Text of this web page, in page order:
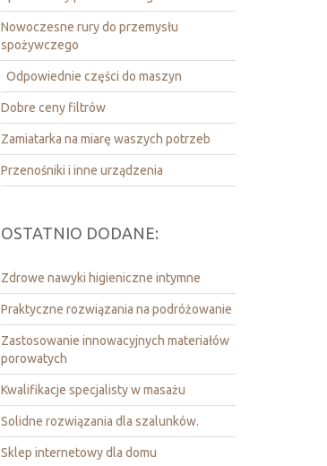
Nowoczesne rury do przemysłu
spożywczego
Odpowiednie części do maszyn
Dobre ceny filtrów
Zamiatarka na miarę waszych potrzeb
Przenośniki i inne urządzenia
OSTATNIO DODANE:
Zdrowe nawyki higieniczne intymne
Praktyczne rozwiązania na podróżowanie
Zastosowanie innowacyjnych materiałów
porowatych
Kwalifikacje specjalisty w masażu
Solidne rozwiązania dla szalunków.
Sklep internetowy dla domu